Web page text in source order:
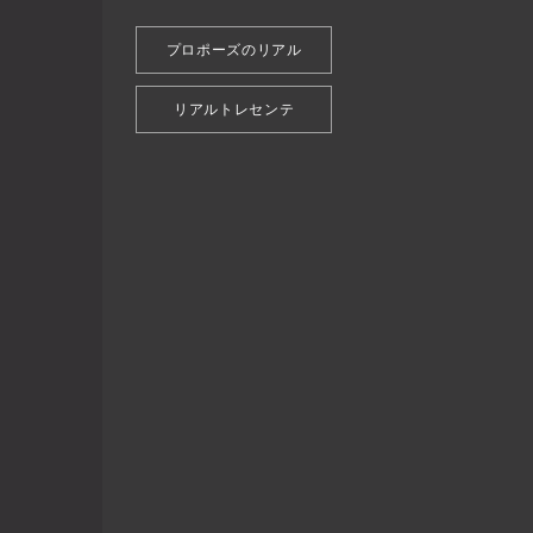
プロポーズのリアル
リアルトレセンテ